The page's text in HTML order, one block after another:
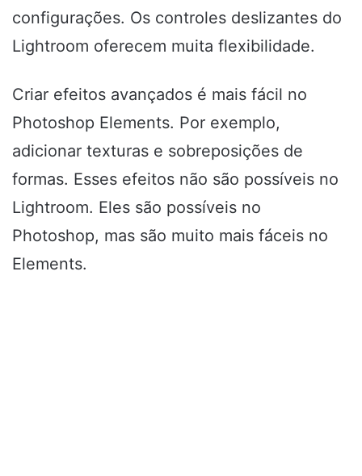
configurações. Os controles deslizantes do
Lightroom oferecem muita flexibilidade.
Criar efeitos avançados é mais fácil no
Photoshop Elements. Por exemplo,
adicionar texturas e sobreposições de
formas. Esses efeitos não são possíveis no
Lightroom. Eles são possíveis no
Photoshop, mas são muito mais fáceis no
Elements.